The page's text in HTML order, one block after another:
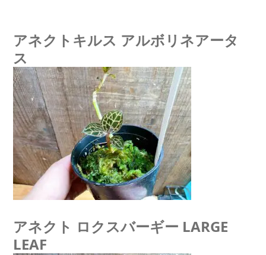
アネクトキルス アルボリネアータ
ス
アネクト ロクスバーギー LARGE
LEAF